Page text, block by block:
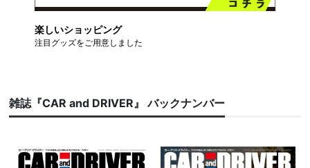
楽しいショッピング
注目グッズをご用意しました
雑誌『CAR and DRIVER』 バックナンバー